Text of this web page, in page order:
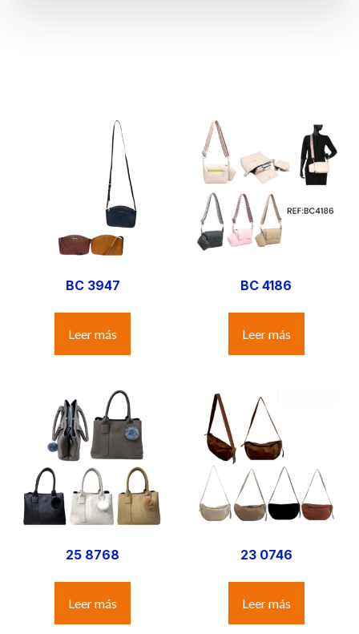
BC 3947
Leer más
BC 4186
Leer más
25 8768
Leer más
23 0746
Leer más